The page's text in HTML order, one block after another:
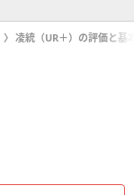
凌統（UR＋）の評価と基